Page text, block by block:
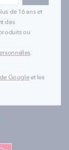
de 16 ans et
des
ou
.
Googleet les